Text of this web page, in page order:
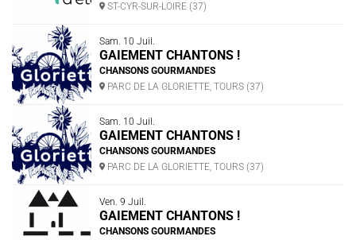
ST-CYR-SUR-LOIRE (37)
Sam. 10 Juil.
GAIEMENT CHANTONS !
CHANSONS GOURMANDES
PARC DE LA GLORIETTE, TOURS (37)
Sam. 10 Juil.
GAIEMENT CHANTONS !
CHANSONS GOURMANDES
PARC DE LA GLORIETTE, TOURS (37)
Ven. 9 Juil.
GAIEMENT CHANTONS !
CHANSONS GOURMANDES